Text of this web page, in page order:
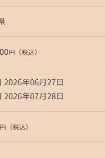
円（税込）
2026年06月27日
2026年07月28日
円（税込）